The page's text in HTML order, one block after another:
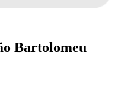
Bartolomeu